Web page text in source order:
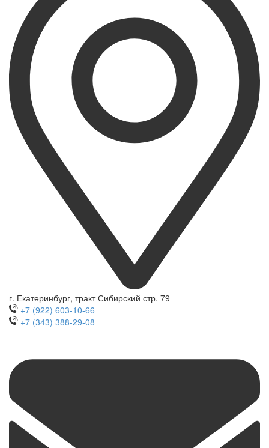
г. Екатеринбург, тракт Сибирский стр. 79
+7 (922) 603-10-66
+7 (343) 388-29-08